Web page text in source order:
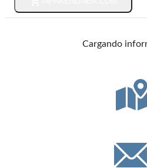
Cargando